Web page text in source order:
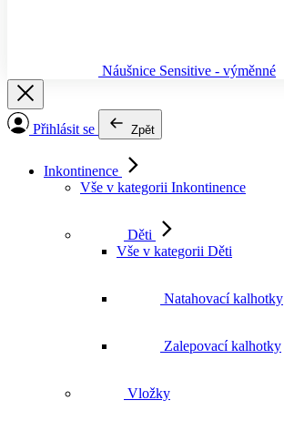
Náušnice Sensitive - výměnné
Přihlásit se Zpět
Inkontinence
Vše v kategorii Inkontinence
Děti
Vše v kategorii Děti
Natahovací kalhotky
Zalepovací kalhotky
Vložky